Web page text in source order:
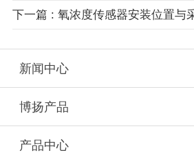
新闻中心
博扬产品
产品中心